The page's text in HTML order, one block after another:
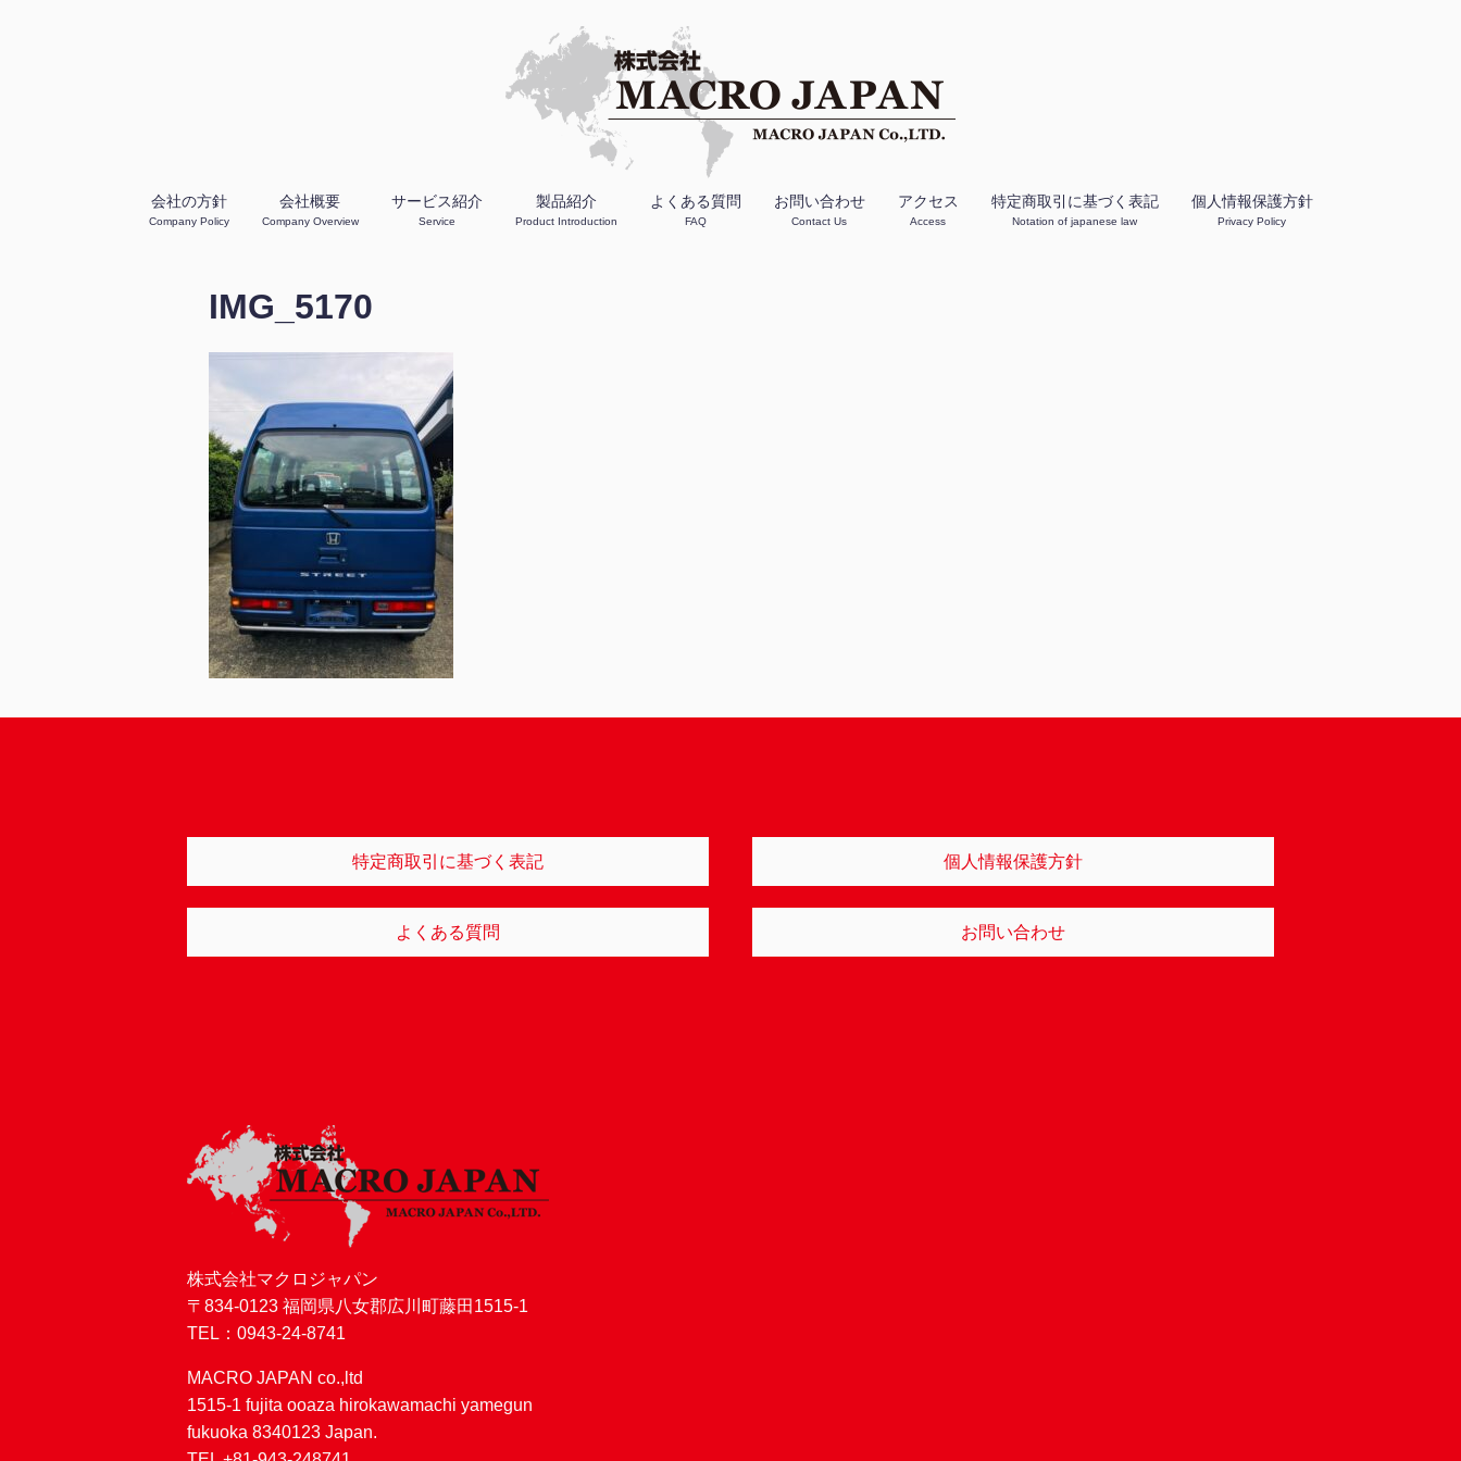
会社の方針
Company Policy
会社概要
Company Overview
サービス紹介
Service
製品紹介
Product Introduction
よくある質問
FAQ
お問い合わせ
Contact Us
アクセス
Access
特定商取引に基づく表記
Notation of japanese law
個人情報保護方針
Privacy Policy
IMG_5170
特定商取引に基づく表記 個人情報保護方針
よくある質問 お問い合わせ
株式会社マクロジャパン
〒834-0123 福岡県八女郡広川町藤田1515-1
TEL：0943-24-8741
MACRO JAPAN co.,ltd
1515-1 fujita ooaza hirokawamachi yamegun
fukuoka 8340123 Japan.